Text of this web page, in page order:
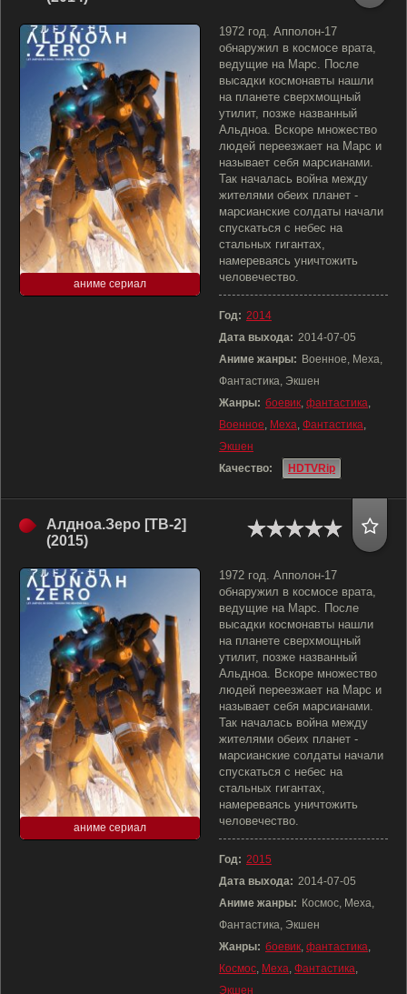
аниме сериал
1972 год. Апполон-17
обнаружил в космосе врата,
ведущие на Марс. После
высадки космонавты нашли
на планете сверхмощный
утилит, позже названный
Альдноа. Вскоре множество
людей переезжает на Марс и
называет себя марсианами.
Так началась война между
жителями обеих планет -
марсианские солдаты начали
спускаться с небес на
стальных гигантах,
намереваясь уничтожить
человечество.
Год: 2014
Дата выхода: 2014-07-05
Аниме жанры: Военное, Меха,
Фантастика, Экшен
Жанры: боевик, фантастика,
Военное, Меха, Фантастика,
Экшен
Качество:
HDTVRip
Алдноа.Зеро [ТВ-2]
(2015)
аниме сериал
1972 год. Апполон-17
обнаружил в космосе врата,
ведущие на Марс. После
высадки космонавты нашли
на планете сверхмощный
утилит, позже названный
Альдноа. Вскоре множество
людей переезжает на Марс и
называет себя марсианами.
Так началась война между
жителями обеих планет -
марсианские солдаты начали
спускаться с небес на
стальных гигантах,
намереваясь уничтожить
человечество.
Год: 2015
Дата выхода: 2014-07-05
Аниме жанры: Космос, Меха,
Фантастика, Экшен
Жанры: боевик, фантастика,
Космос, Меха, Фантастика,
Экшен